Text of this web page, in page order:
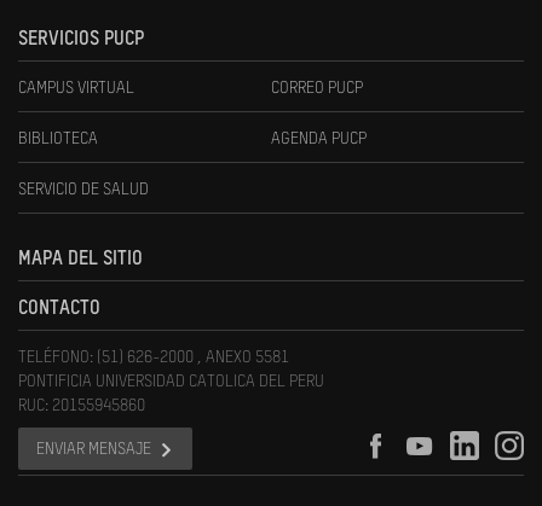
SERVICIOS PUCP
CAMPUS VIRTUAL CORREO PUCP
BIBLIOTECA AGENDA PUCP
SERVICIO DE SALUD
MAPA DEL SITIO
CONTACTO
TELÉFONO: (51) 626-2000 , ANEXO 5581
PONTIFICIA UNIVERSIDAD CATOLICA DEL PERU
RUC: 20155945860
ENVIAR MENSAJE